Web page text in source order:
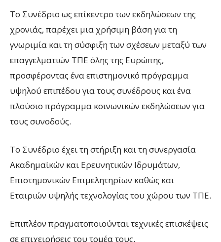
Το Συνέδριο ως επίκεντρο των εκδηλώσεων της
χρονιάς, παρέχει μια χρήσιμη βάση για τη
γνωριμία και τη σύσφιξη των σχέσεων μεταξύ των
επαγγελματιών ΤΠE όλης της Ευρώπης,
προσφέροντας ένα επιστημονικό πρόγραμμα
υψηλού επιπέδου για τους συνέδρους και ένα
πλούσιο πρόγραμμα κοινωνικών εκδηλώσεων για
τους συνοδούς.
Το Συνέδριο έχει τη στήριξη και τη συνεργασία
Ακαδημαϊκών και Ερευνητικών Ιδρυμάτων,
Επιστημονικών Επιμελητηρίων καθώς και
Εταιριών υψηλής τεχνολογίας του χώρου των ΤΠE.
Επιπλέον πραγματοποιούνται τεχνικές επισκέψεις
σε επιχειρήσεις του τομέα τους.